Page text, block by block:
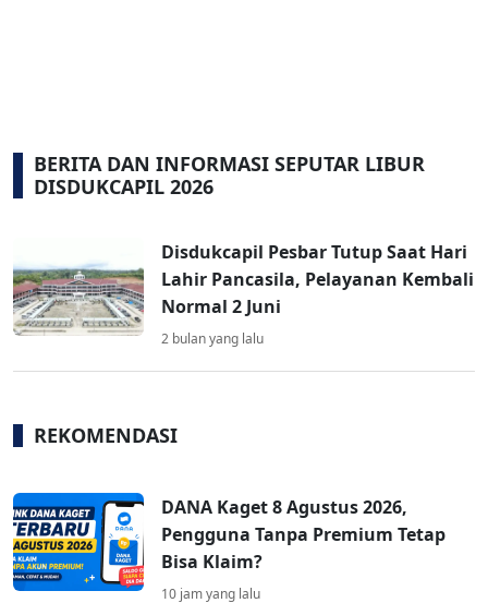
BERITA DAN INFORMASI SEPUTAR LIBUR
DISDUKCAPIL 2026
Disdukcapil Pesbar Tutup Saat Hari
Lahir Pancasila, Pelayanan Kembali
Normal 2 Juni
2 bulan yang lalu
REKOMENDASI
DANA Kaget 8 Agustus 2026,
Pengguna Tanpa Premium Tetap
Bisa Klaim?
10 jam yang lalu